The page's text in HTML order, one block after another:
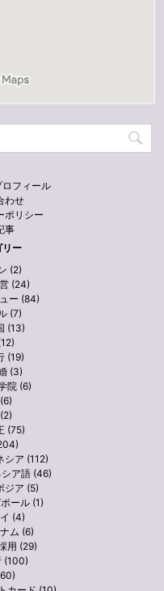
フィール
わせ
ポリシー
事
リー
(2)
(24)
ー (84)
(7)
(13)
(19)
(3)
院 (6)
(75)
シア (112)
ア語 (46)
ジア (5)
ール (1)
(4)
ム (6)
用 (29)
(100)